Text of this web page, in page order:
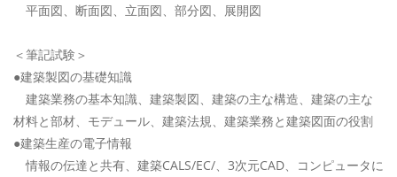
平面図、断面図、立面図、部分図、展開図
＜筆記試験＞
●建築製図の基礎知識
建築業務の基本知識、建築製図、建築の主な構造、建築の主な
材料と部材、モデュール、建築法規、建築業務と建築図面の役割
●建築生産の電子情報
情報の伝達と共有、建築CALS/EC/、3次元CAD、コンピュータに